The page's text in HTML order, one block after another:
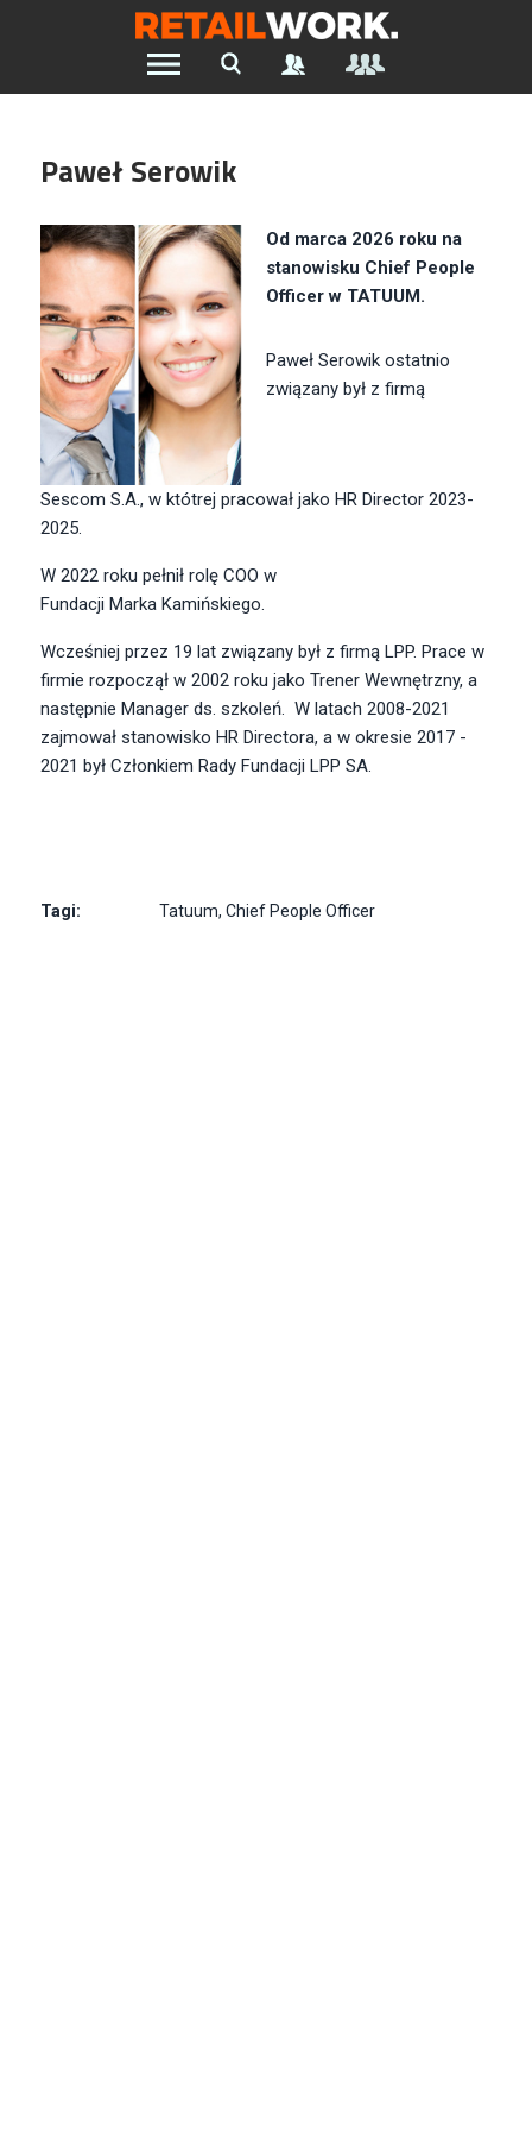
Ecommerce
Szukaj oferty pracy:
Chcesz być na bieżąco z najnowszymi ofertami w branży.
Załóż konto
Paweł Serowik
Od marca 2026 roku na
stanowisku Chief People
Officer w TATUUM.
Paweł Serowik ostatnio
związany był z firmą
Sescom S.A., w któtrej pracował jako HR Director 2023-
2025.
W 2022 roku pełnił rolę COO w
Fundacji Marka Kamińskiego.
Wcześniej przez 19 lat związany był z firmą LPP. Prace w
firmie rozpoczął w 2002 roku jako Trener Wewnętrzny, a
następnie Manager ds. szkoleń. W latach 2008-2021
zajmował stanowisko HR Directora, a w okresie 2017 -
2021 był Członkiem Rady Fundacji LPP SA.
Tagi: Tatuum, Chief People Officer